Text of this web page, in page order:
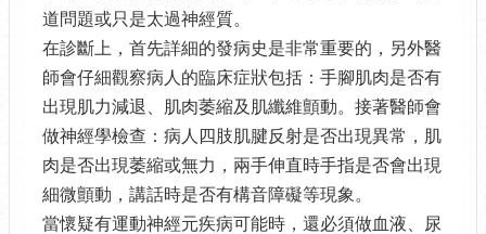
道問題或只是太過神經質。
在診斷上，首先詳細的發病史是非常重要的，另外醫
師會仔細觀察病人的臨床症狀包括：手腳肌肉是否有
出現肌力減退、肌肉萎縮及肌纖維顫動。接著醫師會
做神經學檢查：病人四肢肌腱反射是否出現異常，肌
肉是否出現萎縮或無力，兩手伸直時手指是否會出現
細微顫動，講話時是否有構音障礙等現象。
當懷疑有運動神經元疾病可能時，還必須做血液、尿